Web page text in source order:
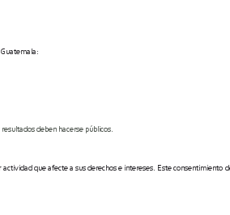
deben hacerse públicos.
que afecte a sus derechos e intereses. Este consentimiento